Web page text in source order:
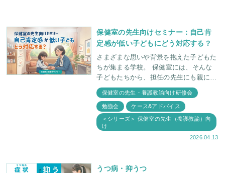
保健室の先生向けセミナー：自己肯
定感が低い子どもにどう対応する？
さまざまな思いや背景を抱えた子どもた
ちが集まる学校。 保健室には、そんな
子どもたちから、担任の先生にも親にも
言えないような本音が持ち込まれること
も少なくありません。 淀屋橋心理療法
センターでは
保健室の先生・養護教諭向け研修会
勉強会 ケース&アドバイス
＜シリーズ＞ 保健室の先生（養護教諭）向
け
2026.04.13
うつ病・抑うつ